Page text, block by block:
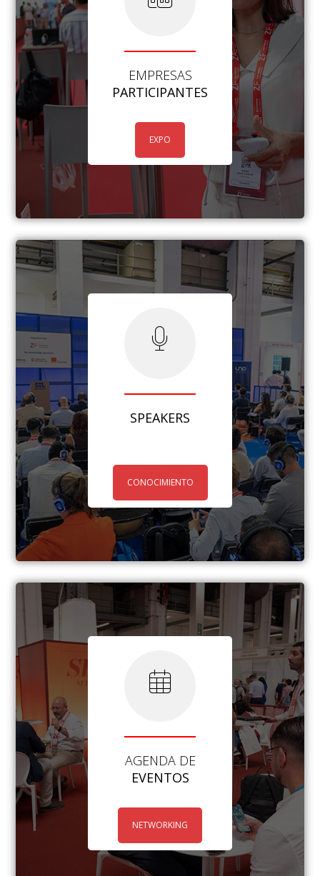
EMPRESAS
PARTICIPANTES
EXPO
SPEAKERS
CONOCIMIENTO
AGENDA DE
EVENTOS
NETWORKING